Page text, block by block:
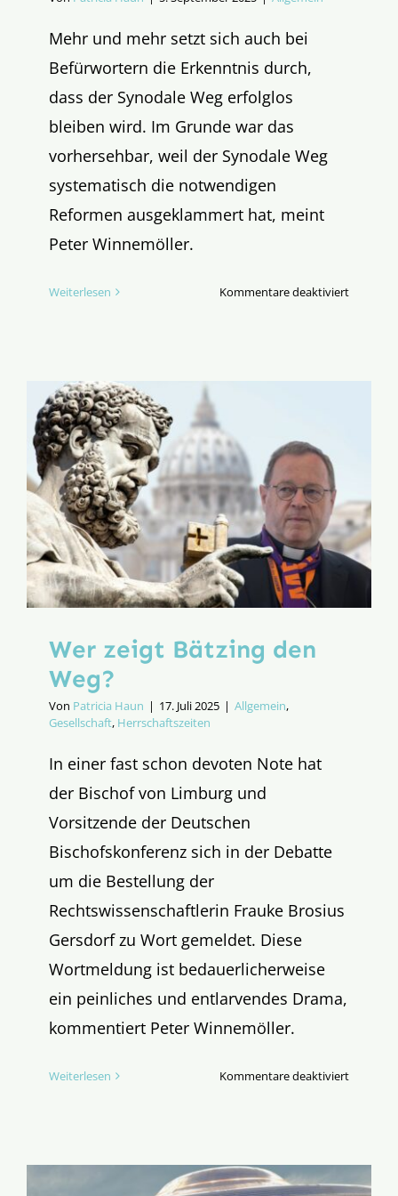
Mehr und mehr setzt sich auch bei
Befürwortern die Erkenntnis durch,
dass der Synodale Weg erfolglos
bleiben wird. Im Grunde war das
vorhersehbar, weil der Synodale Weg
systematisch die notwendigen
Reformen ausgeklammert hat, meint
Peter Winnemöller.
Weiterlesen Kommentare deaktiviertfür
Wer zeigt Bätzing den
Weg?
Von Patricia Haun | 17. Juli 2025 | Allgemein,
Gesellschaft, Herrschaftszeiten
In einer fast schon devoten Note hat
der Bischof von Limburg und
Vorsitzende der Deutschen
Bischofskonferenz sich in der Debatte
um die Bestellung der
Rechtswissenschaftlerin Frauke Brosius
Gersdorf zu Wort gemeldet. Diese
Wortmeldung ist bedauerlicherweise
ein peinliches und entlarvendes Drama,
kommentiert Peter Winnemöller.
Weiterlesen Kommentare deaktiviertfür
Weg?